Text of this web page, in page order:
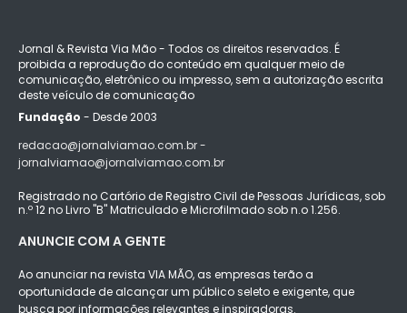
Jornal & Revista Via Mão - Todos os direitos reservados. É
proibida a reprodução do conteúdo em qualquer meio de
comunicação, eletrônico ou impresso, sem a autorização escrita
deste veículo de comunicação
Fundação - Desde 2003
redacao@jornalviamao.com.br -
jornalviamao@jornalviamao.com.br
Registrado no Cartório de Registro Civil de Pessoas Jurídicas, sob
n.º 12 no Livro "B" Matriculado e Microfilmado sob n.o 1.256.
ANUNCIE COM A GENTE
Ao anunciar na revista VIA MÃO, as empresas terão a
oportunidade de alcançar um público seleto e exigente, que
busca por informações relevantes e inspiradoras.